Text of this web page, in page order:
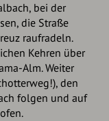
bei der
die Straße
raufradeln.
Kehren über
Alm. Weiter
den
folgen und auf